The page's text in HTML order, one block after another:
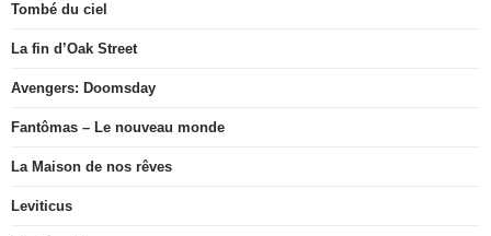
Tombé du ciel
La fin d’Oak Street
Avengers: Doomsday
Fantômas – Le nouveau monde
La Maison de nos rêves
Leviticus